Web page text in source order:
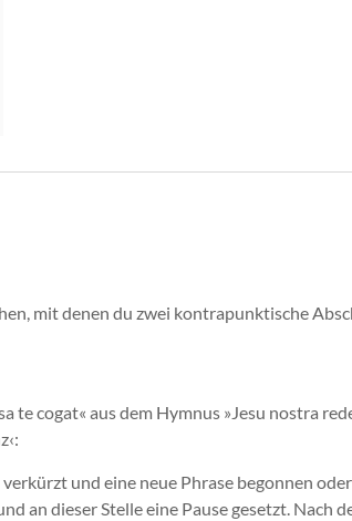
mit denen du zwei kontrapunktische
te cogat« aus dem Hymnus »Jesu nostra
und eine neue Phrase begonnen oder
an dieser Stelle eine Pause gesetzt. Nach